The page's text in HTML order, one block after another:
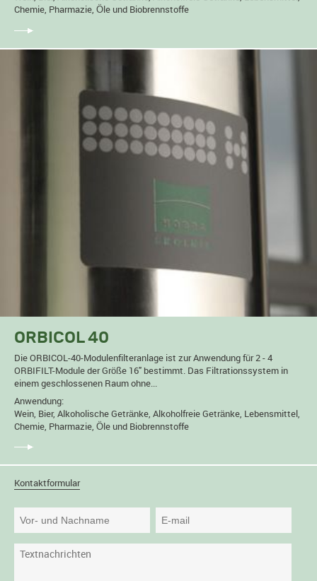
Chemie, Pharmazie, Öle und Biobrennstoffe
ORBICOL 40
Die ORBICOL-40-Modulenfilteranlage ist zur Anwendung für 2 - 4
ORBIFILT-Module der Größe 16" bestimmt. Das Filtrationssystem in
einem geschlossenen Raum ohne...
Anwendung:
Wein, Bier, Alkoholische Getränke, Alkoholfreie Getränke, Lebensmittel,
Chemie, Pharmazie, Öle und Biobrennstoffe
Kontaktformular